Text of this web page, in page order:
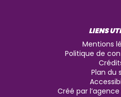
LIENS
Mentions
Politique de
Plan du
Créé par